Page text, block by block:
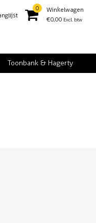
0
Winkelwagen
€0,00 Excl. btw
Toonbank & Hagerty